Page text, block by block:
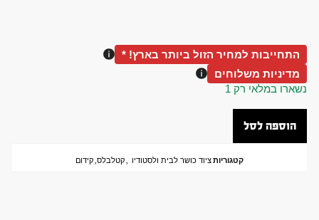
התחייבות למחיר הזול ביותר בארץ! *
מדיניות משלוחים
נשארו במלאי רק 1
הוספה לסל
קטגוריותציוד כושר לבית ולסטודיו ,קטלבלס,קידום